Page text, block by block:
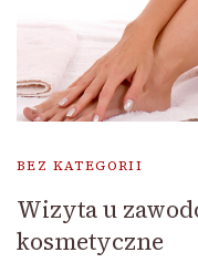
BEZ KATEGORII
Wizyta u
kosmetyczne